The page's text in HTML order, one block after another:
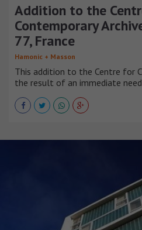
Addition to the
Contemporary
77, France
Hamonic + Masson
This addition to the Centre for
the result of an immediate